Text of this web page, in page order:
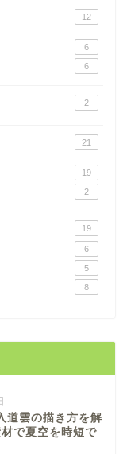
12
6
6
2
21
19
2
19
6
5
8
道雲の描き方を解
で夏空を時短で